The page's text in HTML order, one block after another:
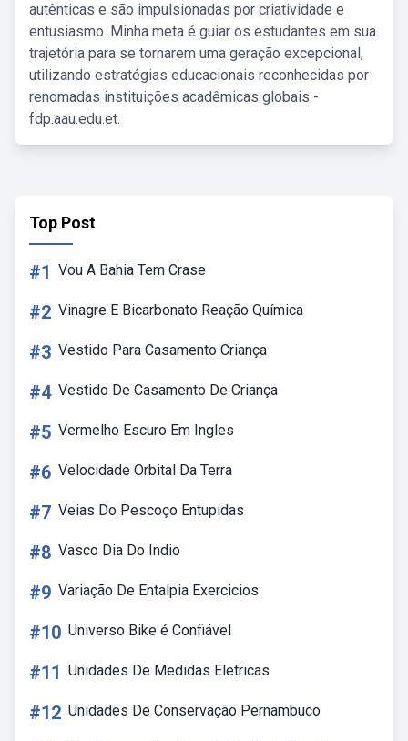
autênticas e são impulsionadas por criatividade e
entusiasmo. Minha meta é guiar os estudantes em sua
trajetória para se tornarem uma geração excepcional,
utilizando estratégias educacionais reconhecidas por
renomadas instituições acadêmicas globais -
fdp.aau.edu.et.
Top Post
#1 Vou A Bahia Tem Crase
#2 Vinagre E Bicarbonato Reação Química
#3 Vestido Para Casamento Criança
#4 Vestido De Casamento De Criança
#5 Vermelho Escuro Em Ingles
#6 Velocidade Orbital Da Terra
#7 Veias Do Pescoço Entupidas
#8 Vasco Dia Do Indio
#9 Variação De Entalpia Exercicios
#10 Universo Bike é Confiável
#11 Unidades De Medidas Eletricas
#12 Unidades De Conservação Pernambuco